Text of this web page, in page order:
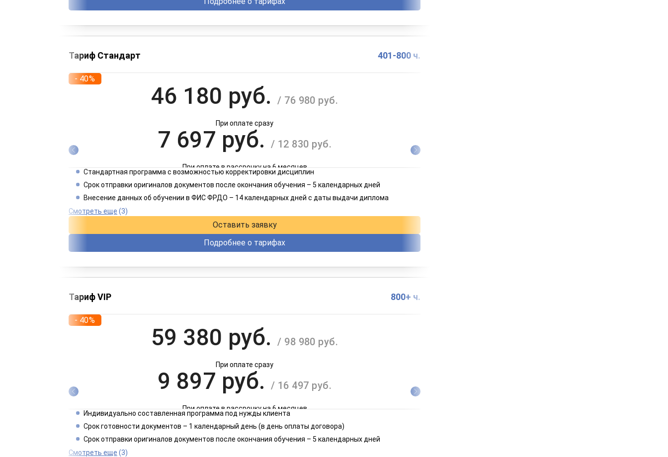
Тариф Стандарт 401-800 ч.
- 40%
46 180 руб./ 76 980 руб.
При оплате сразу
7 697 руб./ 12 830 руб.
При оплате в рассрочку на 6 месяцев
3 849 руб./ 6 415 руб.
Стандартная программа с возможностью корректировки дисциплин
Срок отправки оригиналов документов после окончания обучения – 5 календарных дней
Внесение данных об обучении в ФИС ФРДО – 14 календарных дней с даты выдачи диплома
Смотреть еще (3)
Оставить заявку
Подробнее о тарифах
Тариф VIP 800+ ч.
- 40%
59 380 руб./ 98 980 руб.
При оплате сразу
9 897 руб./ 16 497 руб.
При оплате в рассрочку на 6 месяцев
4 949 руб./ 8 249 руб.
Индивидуально составленная программа под нужды клиента
Срок готовности документов – 1 календарный день (в день оплаты договора)
Срок отправки оригиналов документов после окончания обучения – 5 календарных дней
Смотреть еще (3)